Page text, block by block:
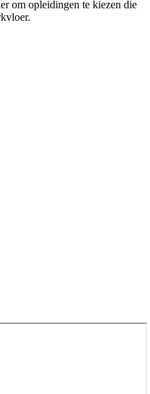
om opleidingen te kiezen die